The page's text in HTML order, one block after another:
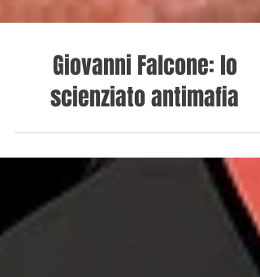
Giovanni Falcone: lo
scienziato antimafia